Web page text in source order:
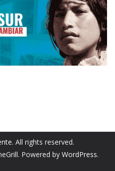
. All rights reserved.
Powered by WordPress.